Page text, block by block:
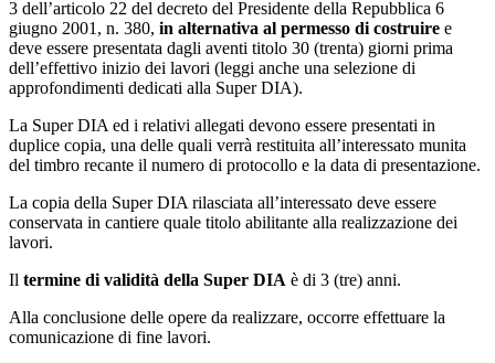
3 dell’articolo 22 del decreto del Presidente della Repubblica 6
giugno 2001, n. 380, in alternativa al permesso di costruire e
deve essere presentata dagli aventi titolo 30 (trenta) giorni prima
dell’effettivo inizio dei lavori (leggi anche una selezione di
approfondimenti dedicati alla Super DIA).
La Super DIA ed i relativi allegati devono essere presentati in
duplice copia, una delle quali verrà restituita all’interessato munita
del timbro recante il numero di protocollo e la data di presentazione.
La copia della Super DIA rilasciata all’interessato deve essere
conservata in cantiere quale titolo abilitante alla realizzazione dei
lavori.
Il termine di validità della Super DIA è di 3 (tre) anni.
Alla conclusione delle opere da realizzare, occorre effettuare la
comunicazione di fine lavori.